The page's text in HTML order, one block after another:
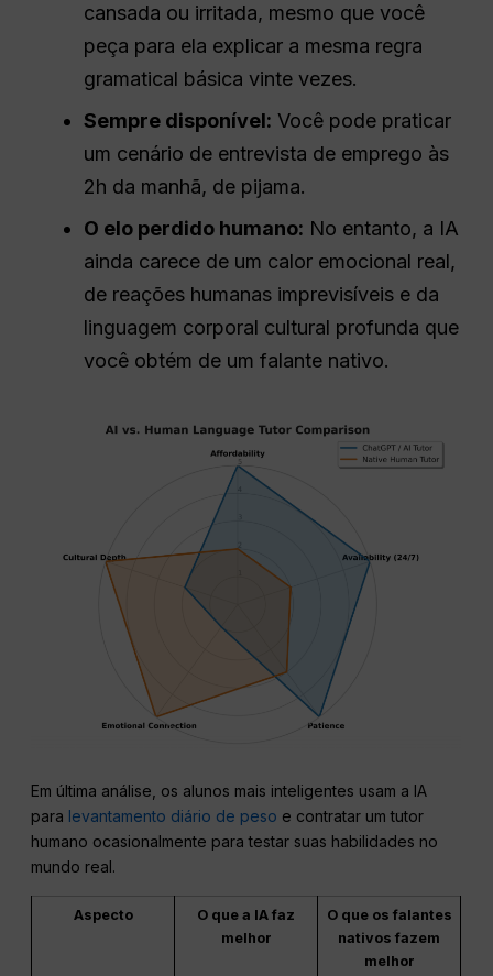
cansada ou irritada, mesmo que você
peça para ela explicar a mesma regra
gramatical básica vinte vezes.
Sempre disponível: Você pode praticar
um cenário de entrevista de emprego às
2h da manhã, de pijama.
O elo perdido humano: No entanto, a IA
ainda carece de um calor emocional real,
de reações humanas imprevisíveis e da
linguagem corporal cultural profunda que
você obtém de um falante nativo.
Em última análise, os alunos mais inteligentes usam a IA
para levantamento diário de peso e contratar um tutor
humano ocasionalmente para testar suas habilidades no
mundo real.
Aspecto
O que a IA faz
melhor
O que os falantes
nativos fazem
melhor